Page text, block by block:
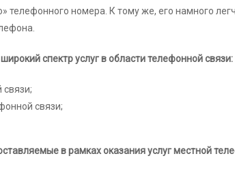
телефонного номера. К тому же, его намного
спектр услуг в области телефонной связи:
связи;
связи;
в рамках оказания услуг местной